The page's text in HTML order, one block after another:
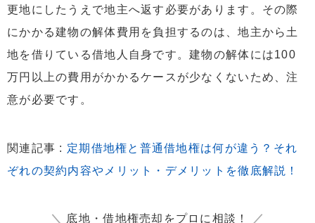
更地にしたうえで地主へ返す必要があります。その際
にかかる建物の解体費用を負担するのは、地主から土
地を借りている借地人自身です。建物の解体には100
万円以上の費用がかかるケースが少なくないため、注
意が必要です。
関連記事 : 定期借地権と普通借地権は何が違う？それ
ぞれの契約内容やメリット・デメリットを徹底解説！
＼ 底地・借地権売却をプロに相談！ ／